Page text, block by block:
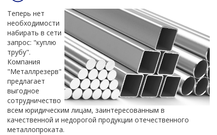
Теперь нет
необходимости
набирать в сети
запрос: "куплю
трубу".
Компания
"Металлрезерв"
предлагает
выгодное
сотрудничество
всем юридическим лицам, заинтересованным в
качественной и недорогой продукции отечественного
металлопроката.